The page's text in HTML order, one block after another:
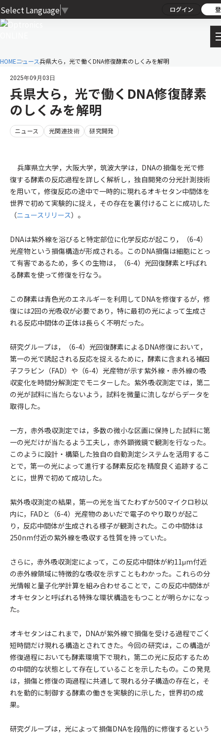
Select Language ▼ ログイン
HOMEニュース兵県大ら，光で働くDNA修復酵素のしくみを解明
2025年09月03日
兵県大ら，光で働くDNA修復酵素
のしくみを解明
ニュース 光関連技術 研究開発
兵庫県立大学，大阪大学，筑波大学は，DNAの損傷を光で修
復する酵素の反応過程を詳しく解析し，独自開発の分光計測技術
を用いて，修復反応の途中で一時的に現れるオキセタン中間体を
世界で初めて実験的に捉え，その存在を裏付けることに成功した
（ニュースリリース）。
DNAは紫外線を浴びると特定部位に化学反応が起こり，（6-4）
光産物という損傷構造が形成される。このDNA損傷は細胞にとっ
て有害であるため，多くの生物は，（6-4）光回復酵素と呼ばれ
る酵素を使って修復を行なう。
この酵素は青色光のエネルギーを利用してDNAを修復するが，修
復には2回の光吸収が必要であり，特に最初の光によって生成さ
れる反応中間体の正体は長らく不明だった。
研究グループは，（6-4）光回復酵素によるDNA修復において，
第一の光で誘起される反応を捉えるために，酵素に含まれる補因
子フラビン（FAD）や（6-4）光産物が示す紫外線・赤外線の吸
収変化を時間分解測定でモニターした。紫外吸収測定では，第二
の光が試料に当たらないよう，試料を微量に流しながらデータを
取得した。
一方，赤外吸収測定では，多数の微小な区画に保持した試料に第
一の光だけが当たるよう工夫し，赤外顕微鏡で観測を行なった。
このように設計・構築した独自の自動測定システムを活用するこ
とで，第一の光によって進行する酵素反応を精度良く追跡するこ
とに，世界で初めて成功した。
紫外吸収測定の結果，第一の光を当てたわずか500マイクロ秒以
内に，FADと（6-4）光産物のあいだで電子のやり取りが起こ
り，反応中間体が生成される様子が観測された。この中間体は
250nm付近の紫外線を吸収する性質を持っていた。
さらに，赤外吸収測定によって，この反応中間体が約11μm付近
の赤外線領域に特徴的な吸収を示すこともわかった。これらの分
光情報と量子化学計算を組み合わせることで，この反応中間体が
オキセタンと呼ばれる特殊な環状構造をもつことが明らかになっ
た。
オキセタンはこれまで，DNAが紫外線で損傷を受ける過程でごく
短時間だけ現れる構造とされてきた。今回の研究は，この構造が
修復過程においても酵素環境下で現れ，第二の光に反応するため
の中間的な状態として存在していることを示したもの。この発見
は，損傷と修復の両過程に共通して現れる分子構造の存在と，そ
れを動的に制御する酵素の働きを実験的に示した，世界初の成
果。
研究グループは，光によって損傷DNAを段階的に修復するという